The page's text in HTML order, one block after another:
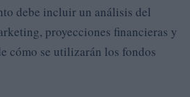
debe incluir un análisis del
proyecciones financieras y
cómo se utilizarán los fondos